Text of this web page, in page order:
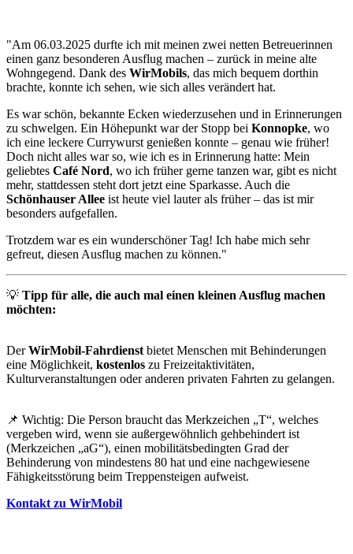
"Am 06.03.2025 durfte ich mit meinen zwei netten Betreuerinnen
einen ganz besonderen Ausflug machen – zurück in meine alte
Wohngegend. Dank des WirMobils, das mich bequem dorthin
brachte, konnte ich sehen, wie sich alles verändert hat.
Es war schön, bekannte Ecken wiederzusehen und in Erinnerungen
zu schwelgen. Ein Höhepunkt war der Stopp bei Konnopke, wo
ich eine leckere Currywurst genießen konnte – genau wie früher!
Doch nicht alles war so, wie ich es in Erinnerung hatte: Mein
geliebtes Café Nord, wo ich früher gerne tanzen war, gibt es nicht
mehr, stattdessen steht dort jetzt eine Sparkasse. Auch die
Schönhauser Allee ist heute viel lauter als früher – das ist mir
besonders aufgefallen.
Trotzdem war es ein wunderschöner Tag! Ich habe mich sehr
gefreut, diesen Ausflug machen zu können."
💡 Tipp für alle, die auch mal einen kleinen Ausflug machen
möchten:
DerWirMobil-Fahrdienst bietet Menschen mit Behinderungen
eine Möglichkeit, kostenlos zu Freizeitaktivitäten,
Kulturveranstaltungen oder anderen privaten Fahrten zu gelangen.
📌 Wichtig: Die Person braucht das Merkzeichen „T“, welches
vergeben wird, wenn sie außergewöhnlich gehbehindert ist
(Merkzeichen „aG“), einen mobilitätsbedingten Grad der
Behinderung von mindestens 80 hat und eine nachgewiesene
Fähigkeitsstörung beim Treppensteigen aufweist.
Kontakt zu WirMobil